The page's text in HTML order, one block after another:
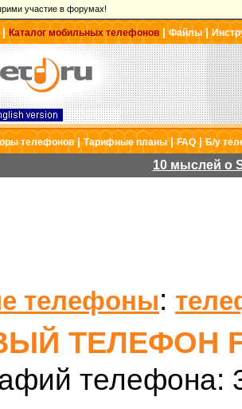
участие в форумах!
|Каталог мобильных телефонов |Файлы|
телефонов|Тарифные планы|FAQ|Б/у
10 мыслей о
телефоны:
ТЕЛЕФОН
телефона: